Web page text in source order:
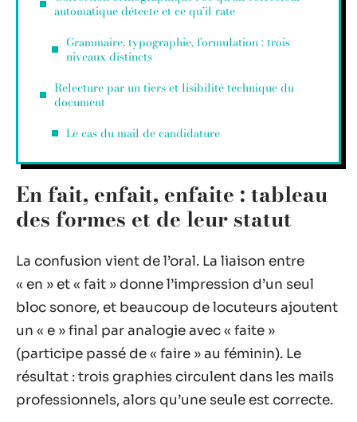
automatique détecte et ce qu’il rate
Grammaire, typographie, formulation : trois
niveaux distincts
Relecture par un tiers et lisibilité technique du
document
Le cas du mail de candidature
En fait, enfait, enfaite : tableau
des formes et de leur statut
La confusion vient de l’oral. La liaison entre
« en » et « fait » donne l’impression d’un seul
bloc sonore, et beaucoup de locuteurs ajoutent
un « e » final par analogie avec « faite »
(participe passé de « faire » au féminin). Le
résultat : trois graphies circulent dans les mails
professionnels, alors qu’une seule est correcte.